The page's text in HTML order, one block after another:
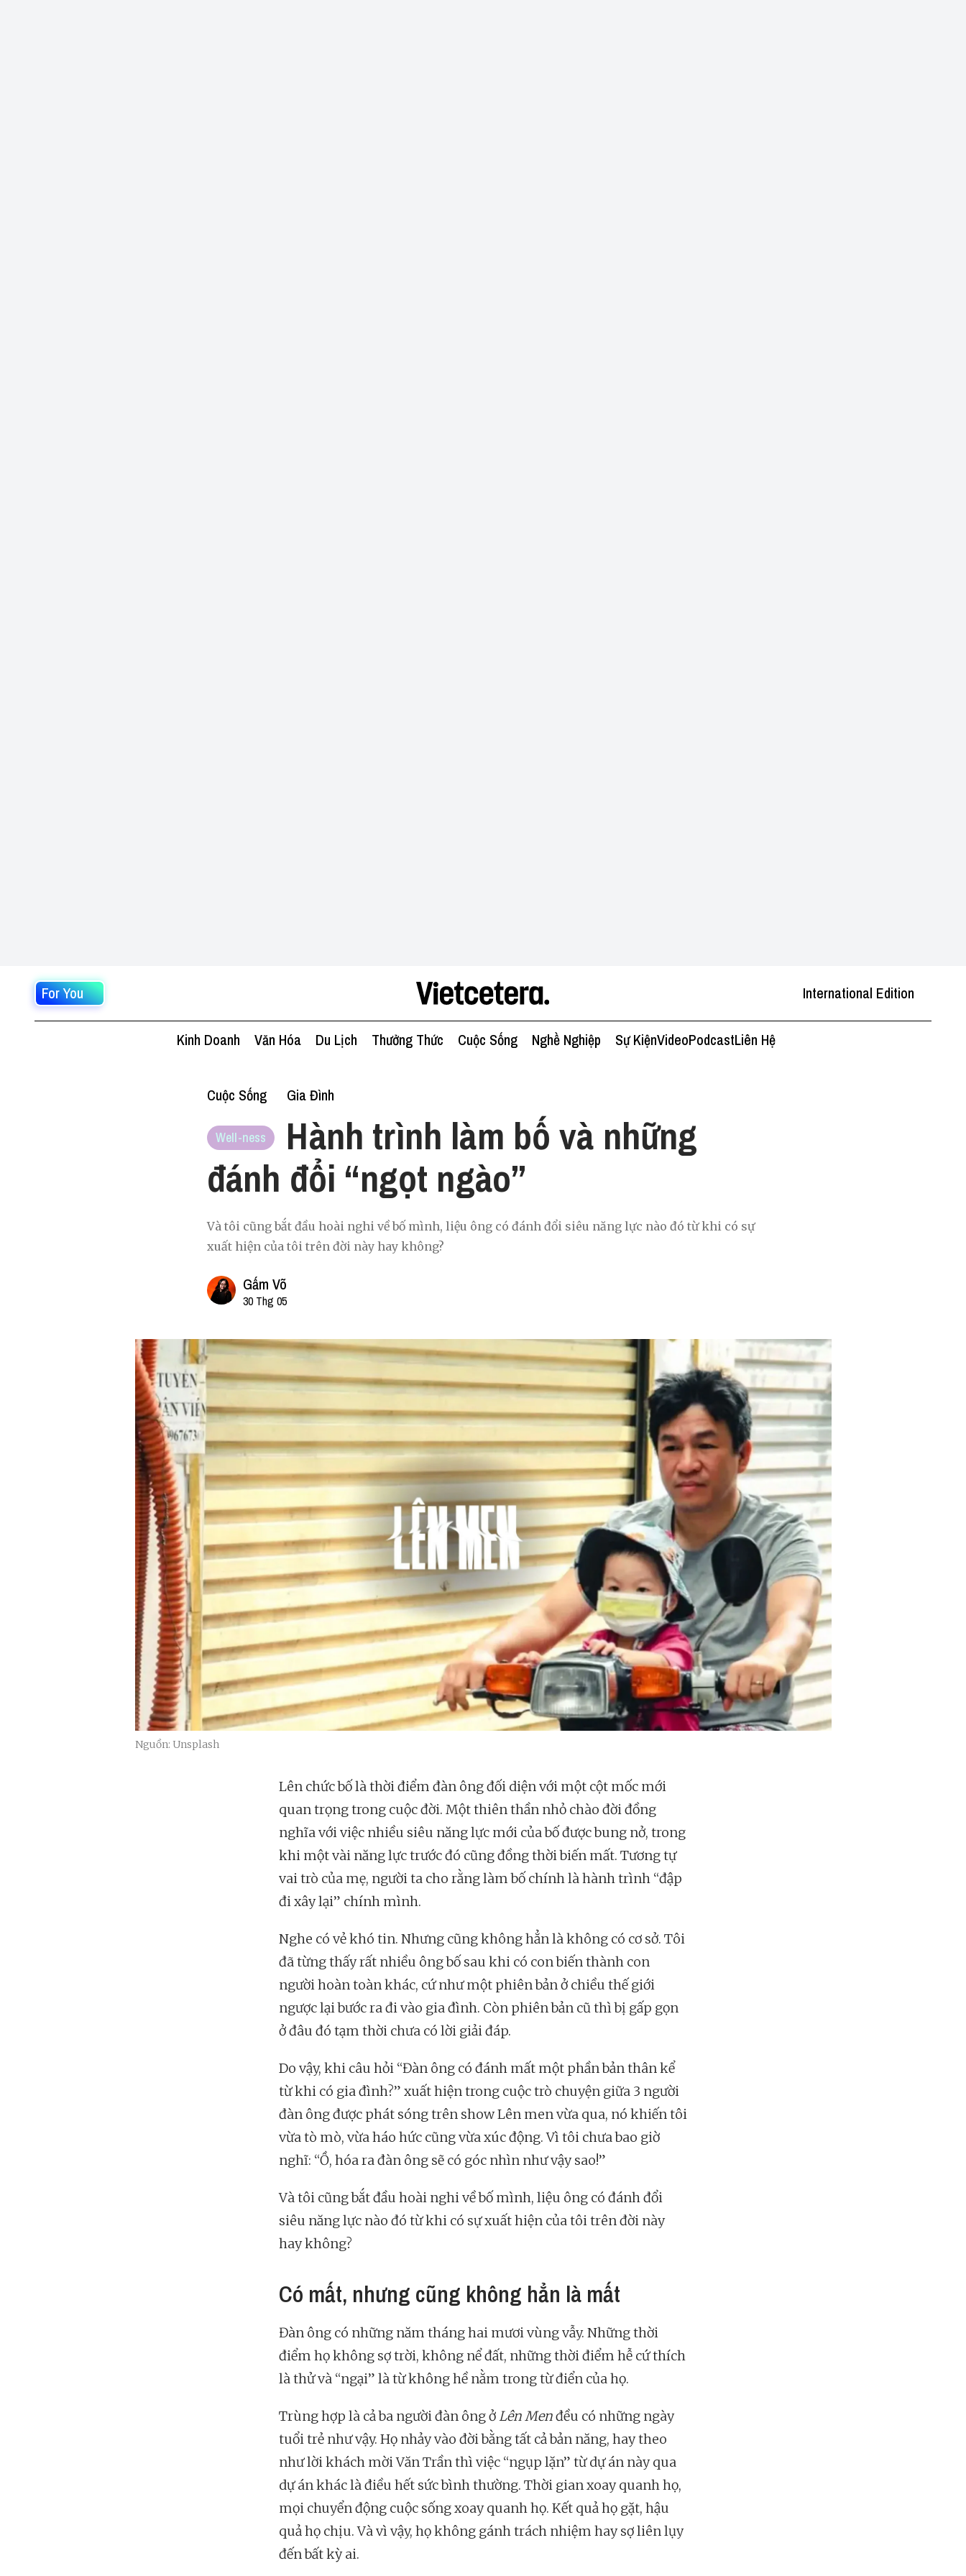
For You International Edition
Kinh Doanh Văn Hóa Du Lịch Thưởng Thức Cuộc Sống Nghề Nghiệp Sự KiệnVideoPodcastLiên Hệ
Cuộc Sống Gia Đình
Well-ness
Hành trình làm bố và những
đánh đổi “ngọt ngào”
Và tôi cũng bắt đầu hoài nghi về bố mình, liệu ông có đánh đổi siêu năng lực nào đó từ khi có sự
xuất hiện của tôi trên đời này hay không?
Gấm Võ
30 Thg 05
Nguồn: Unsplash
Lên chức bố là thời điểm đàn ông đối diện với một cột mốc mới
quan trọng trong cuộc đời. Một thiên thần nhỏ chào đời đồng
nghĩa với việc nhiều siêu năng lực mới của bố được bung nở, trong
khi một vài năng lực trước đó cũng đồng thời biến mất. Tương tự
vai trò của mẹ, người ta cho rằng làm bố chính là hành trình “đập
đi xây lại” chính mình.
Nghe có vẻ khó tin. Nhưng cũng không hẳn là không có cơ sở. Tôi
đã từng thấy rất nhiều ông bố sau khi có con biến thành con
người hoàn toàn khác, cứ như một phiên bản ở chiều thế giới
ngược lại bước ra đi vào gia đình. Còn phiên bản cũ thì bị gấp gọn
ở đâu đó tạm thời chưa có lời giải đáp.
Do vậy, khi câu hỏi “Đàn ông có đánh mất một phần bản thân kể
từ khi có gia đình?” xuất hiện trong cuộc trò chuyện giữa 3 người
đàn ông được phát sóng trên show Lên men vừa qua, nó khiến tôi
vừa tò mò, vừa háo hức cũng vừa xúc động. Vì tôi chưa bao giờ
nghĩ: “Ồ, hóa ra đàn ông sẽ có góc nhìn như vậy sao!”
Và tôi cũng bắt đầu hoài nghi về bố mình, liệu ông có đánh đổi
siêu năng lực nào đó từ khi có sự xuất hiện của tôi trên đời này
hay không?
Có mất, nhưng cũng không hẳn là mất
Đàn ông có những năm tháng hai mươi vùng vẫy. Những thời
điểm họ không sợ trời, không nể đất, những thời điểm hễ cứ thích
là thử và “ngại” là từ không hề nằm trong từ điển của họ.
Trùng hợp là cả ba người đàn ông ởLên Menđều có những ngày
tuổi trẻ như vậy. Họ nhảy vào đời bằng tất cả bản năng, hay theo
như lời khách mời Văn Trần thì việc “ngụp lặn” từ dự án này qua
dự án khác là điều hết sức bình thường. Thời gian xoay quanh họ,
mọi chuyển động cuộc sống xoay quanh họ. Kết quả họ gặt, hậu
quả họ chịu. Và vì vậy, họ không gánh trách nhiệm hay sợ liên lụy
đến bất kỳ ai.